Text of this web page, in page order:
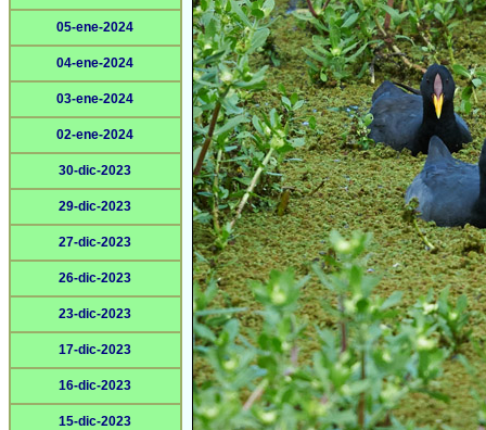
05-ene-2024
04-ene-2024
03-ene-2024
02-ene-2024
30-dic-2023
29-dic-2023
27-dic-2023
26-dic-2023
23-dic-2023
17-dic-2023
16-dic-2023
15-dic-2023